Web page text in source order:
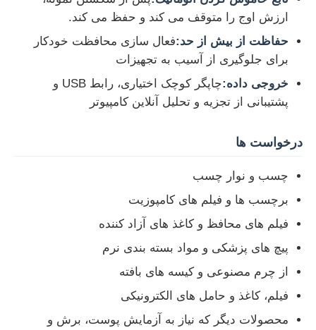
دستگاه تست ضربه
دستگاه آزمایش سایش
تجهیزات تست کفش
تجهیزات آزمایش مواد ساختمانی
تجهیزات آزمایش چسب
ارزش اوج را متوقف می کند و حفظ می کند.
حفاظت از بیش از حد:فعال سازی محافظت خودکار
برای جلوگیری از آسیب به تجهیزات
خروجی داده:
چاپگر کوچک اختیاری، رابط USB و
پشتیبانی از تجزیه و تحلیل آنلاین کامپیوتر
درخواست ها
چسب و نوار چسب
برچسب ها و فیلم های کامپوزیت
فیلم های محافظ و کاغذ های آزاد کننده
پیچ های پزشکی و مواد بسته بندی نرم
از چرم مصنوعی و کیسه های بافته
فیلم، کاغذ و حامل های الکترونیکی
محصولات دیگر که نیاز به آزمایش پوست، برش و